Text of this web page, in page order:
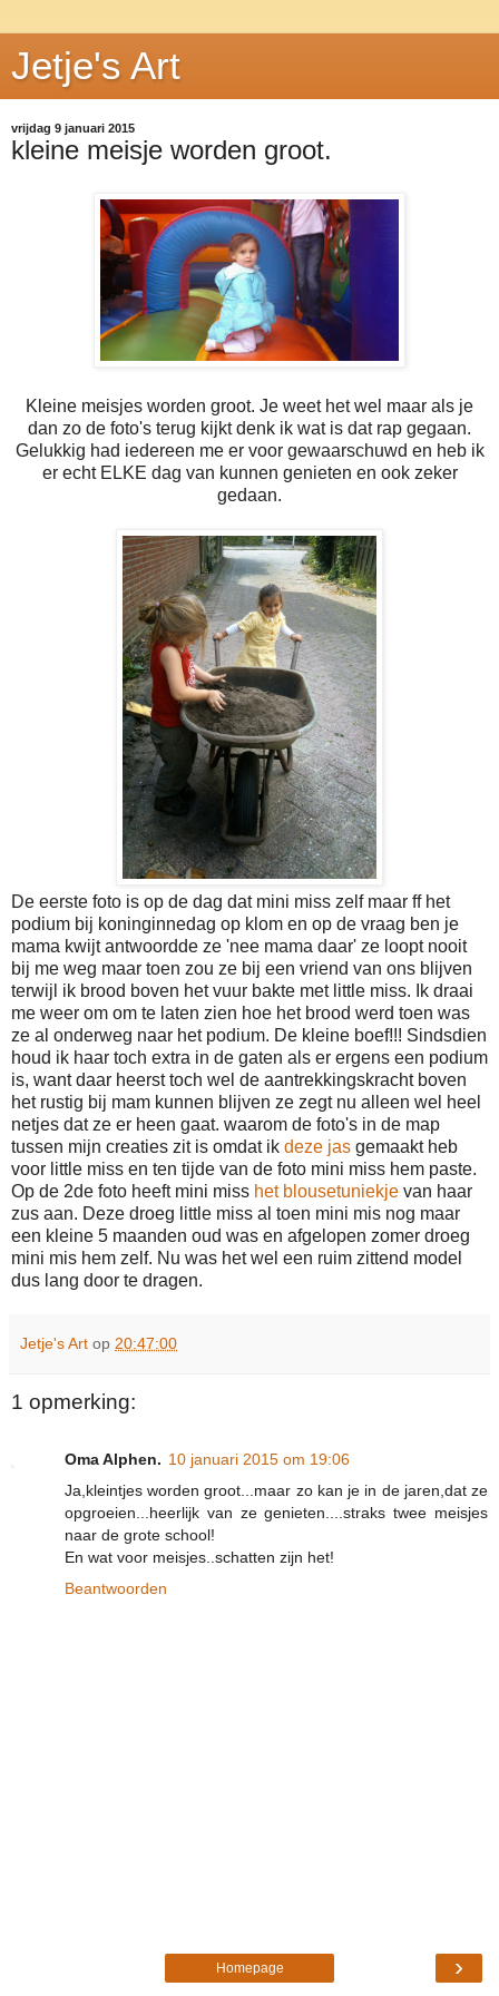
Jetje's Art
vrijdag 9 januari 2015
kleine meisje worden groot.
Kleine meisjes worden groot. Je weet het wel maar als je
dan zo de foto's terug kijkt denk ik wat is dat rap gegaan.
Gelukkig had iedereen me er voor gewaarschuwd en heb ik
er echt ELKE dag van kunnen genieten en ook zeker
gedaan.
De eerste foto is op de dag dat mini miss zelf maar ff het
podium bij koninginnedag op klom en op de vraag ben je
mama kwijt antwoordde ze 'nee mama daar' ze loopt nooit
bij me weg maar toen zou ze bij een vriend van ons blijven
terwijl ik brood boven het vuur bakte met little miss. Ik draai
me weer om om te laten zien hoe het brood werd toen was
ze al onderweg naar het podium. De kleine boef!!! Sindsdien
houd ik haar toch extra in de gaten als er ergens een podium
is, want daar heerst toch wel de aantrekkingskracht boven
het rustig bij mam kunnen blijven ze zegt nu alleen wel heel
netjes dat ze er heen gaat. waarom de foto's in de map
tussen mijn creaties zit is omdat ik deze jas gemaakt heb
voor little miss en ten tijde van de foto mini miss hem paste.
Op de 2de foto heeft mini miss het blousetuniekje van haar
zus aan. Deze droeg little miss al toen mini mis nog maar
een kleine 5 maanden oud was en afgelopen zomer droeg
mini mis hem zelf. Nu was het wel een ruim zittend model
dus lang door te dragen.
Jetje's Art op 20:47:00
1 opmerking:
Oma Alphen. 10 januari 2015 om 19:06
Ja,kleintjes worden groot...maar zo kan je in de jaren,dat ze
opgroeien...heerlijk van ze genieten....straks twee meisjes
naar de grote school!
En wat voor meisjes..schatten zijn het!
Beantwoorden
›
Homepage